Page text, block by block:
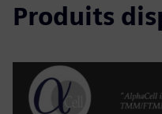
Produits